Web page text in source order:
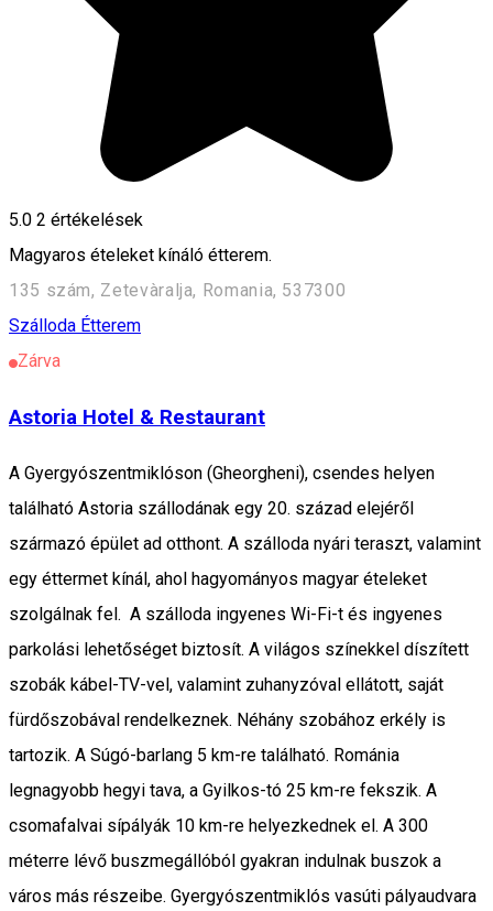
5.0 2 értékelések
Magyaros ételeket kínáló étterem.
135 szám, Zetevàralja, Romania, 537300
Szálloda Étterem
Zárva
Astoria Hotel & Restaurant
A Gyergyószentmiklóson (Gheorgheni), csendes helyen
található Astoria szállodának egy 20. század elejéről
származó épület ad otthont. A szálloda nyári teraszt, valamint
egy éttermet kínál, ahol hagyományos magyar ételeket
szolgálnak fel. A szálloda ingyenes Wi-Fi-t és ingyenes
parkolási lehetőséget biztosít. A világos színekkel díszített
szobák kábel-TV-vel, valamint zuhanyzóval ellátott, saját
fürdőszobával rendelkeznek. Néhány szobához erkély is
tartozik. A Súgó-barlang 5 km-re található. Románia
legnagyobb hegyi tava, a Gyilkos-tó 25 km-re fekszik. A
csomafalvai sípályák 10 km-re helyezkednek el. A 300
méterre lévő buszmegállóból gyakran indulnak buszok a
város más részeibe. Gyergyószentmiklós vasúti pályaudvara